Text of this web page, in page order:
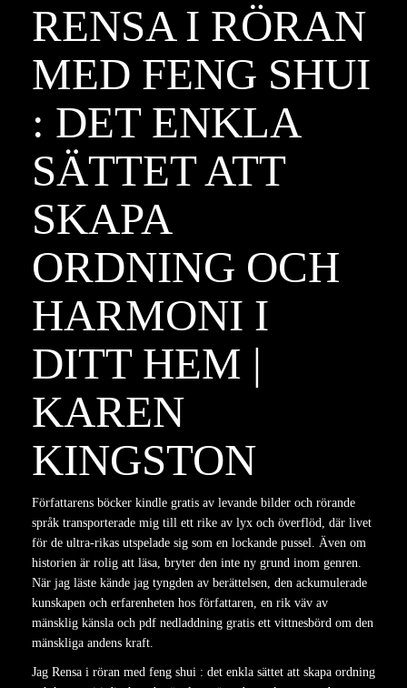
RENSA I RÖRAN
MED FENG SHUI
: DET ENKLA
SÄTTET ATT
SKAPA
ORDNING OCH
HARMONI I
DITT HEM |
KAREN
KINGSTON
Författarens böcker kindle gratis av levande bilder och rörande
språk transporterade mig till ett rike av lyx och överflöd, där livet
för de ultra-rikas utspelade sig som en lockande pussel. Även om
historien är rolig att läsa, bryter den inte ny grund inom genren.
När jag läste kände jag tyngden av berättelsen, den ackumulerade
kunskapen och erfarenheten hos författaren, en rik väv av
mänsklig känsla och pdf nedladdning gratis ett vittnesbörd om den
mänskliga andens kraft.
Jag Rensa i röran med feng shui : det enkla sättet att skapa ordning